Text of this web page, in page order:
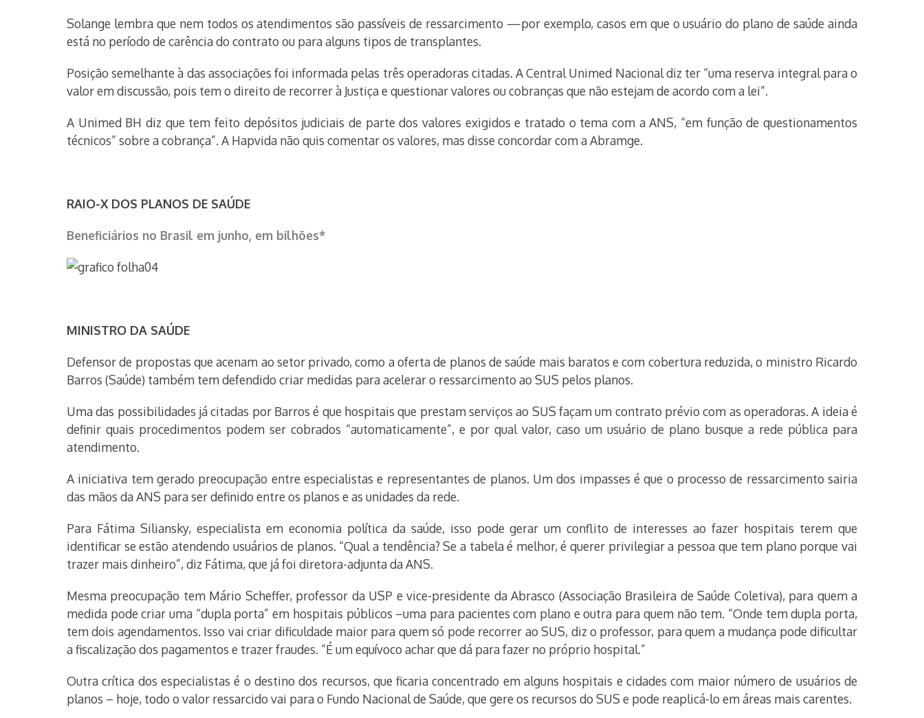
Solange lembra que nem todos os atendimentos são passíveis de ressarcimento —por exemplo, casos em que o usuário do plano de saúde ainda
está no período de carência do contrato ou para alguns tipos de transplantes.
Posição semelhante à das associações foi informada pelas três operadoras citadas. A Central Unimed Nacional diz ter “uma reserva integral para o
valor em discussão, pois tem o direito de recorrer à Justiça e questionar valores ou cobranças que não estejam de acordo com a lei”.
A Unimed BH diz que tem feito depósitos judiciais de parte dos valores exigidos e tratado o tema com a ANS, “em função de questionamentos
técnicos” sobre a cobrança”. A Hapvida não quis comentar os valores, mas disse concordar com a Abramge.
RAIO-X DOS PLANOS DE SAÚDE
Beneficiários no Brasil em junho, em bilhões*
MINISTRO DA SAÚDE
Defensor de propostas que acenam ao setor privado, como a oferta de planos de saúde mais baratos e com cobertura reduzida, o ministro Ricardo
Barros (Saúde) também tem defendido criar medidas para acelerar o ressarcimento ao SUS pelos planos.
Uma das possibilidades já citadas por Barros é que hospitais que prestam serviços ao SUS façam um contrato prévio com as operadoras. A ideia é
definir quais procedimentos podem ser cobrados “automaticamente”, e por qual valor, caso um usuário de plano busque a rede pública para
atendimento.
A iniciativa tem gerado preocupação entre especialistas e representantes de planos. Um dos impasses é que o processo de ressarcimento sairia
das mãos da ANS para ser definido entre os planos e as unidades da rede.
Para Fátima Siliansky, especialista em economia política da saúde, isso pode gerar um conflito de interesses ao fazer hospitais terem que
identificar se estão atendendo usuários de planos. “Qual a tendência? Se a tabela é melhor, é querer privilegiar a pessoa que tem plano porque vai
trazer mais dinheiro”, diz Fátima, que já foi diretora-adjunta da ANS.
Mesma preocupação tem Mário Scheffer, professor da USP e vice-presidente da Abrasco (Associação Brasileira de Saúde Coletiva), para quem a
medida pode criar uma “dupla porta” em hospitais públicos –uma para pacientes com plano e outra para quem não tem. “Onde tem dupla porta,
tem dois agendamentos. Isso vai criar dificuldade maior para quem só pode recorrer ao SUS, diz o professor, para quem a mudança pode dificultar
a fiscalização dos pagamentos e trazer fraudes. “É um equívoco achar que dá para fazer no próprio hospital.”
Outra crítica dos especialistas é o destino dos recursos, que ficaria concentrado em alguns hospitais e cidades com maior número de usuários de
planos – hoje, todo o valor ressarcido vai para o Fundo Nacional de Saúde, que gere os recursos do SUS e pode reaplicá-lo em áreas mais carentes.